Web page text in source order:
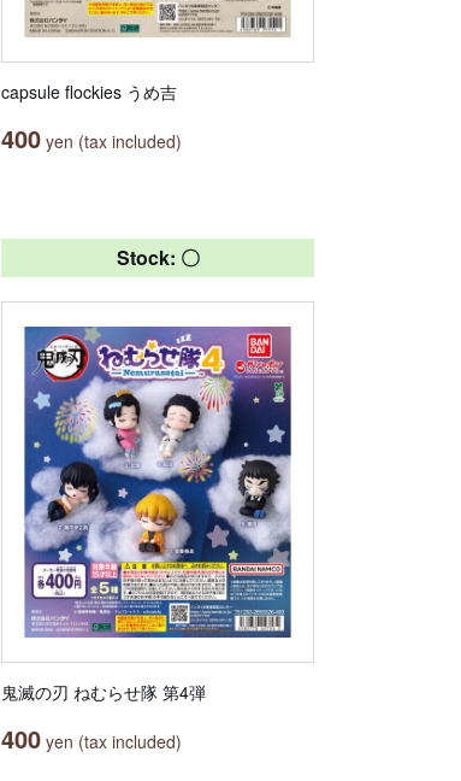
capsule flockies うめ吉
400 yen (tax included)
Stock: 〇
鬼滅の刃 ねむらせ隊 第4弾
400 yen (tax included)